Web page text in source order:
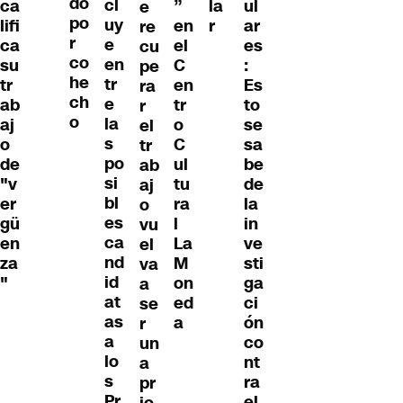
ca
lifi
ca
su
tr
ab
aj
o
de
"v
er
gü
en
za
"
po
r
co
he
ch
o
cl
uy
e
en
tr
e
la
s
po
si
bl
es
ca
nd
id
at
as
a
lo
s
e
re
cu
pe
ra
r
el
tr
ab
aj
o
vu
el
va
a
se
r
un
a
pr
”
en
el
C
en
tr
o
C
ul
tu
ra
l
La
M
on
ed
a
la
r
ul
ar
es
:
Es
to
se
sa
be
de
la
in
ve
sti
ga
ci
ón
co
nt
ra